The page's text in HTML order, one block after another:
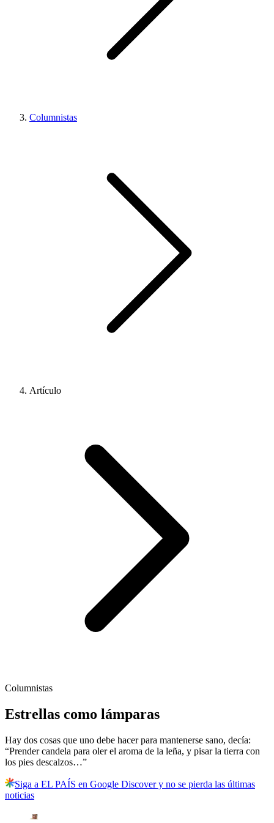
Columnistas
Artículo
Columnistas
Estrellas como lámparas
Hay dos cosas que uno debe hacer para mantenerse sano, decía:
“Prender candela para oler el aroma de la leña, y pisar la tierra con
los pies descalzos…”
Siga a EL PAÍS en Google Discover y no se pierda las últimas
noticias